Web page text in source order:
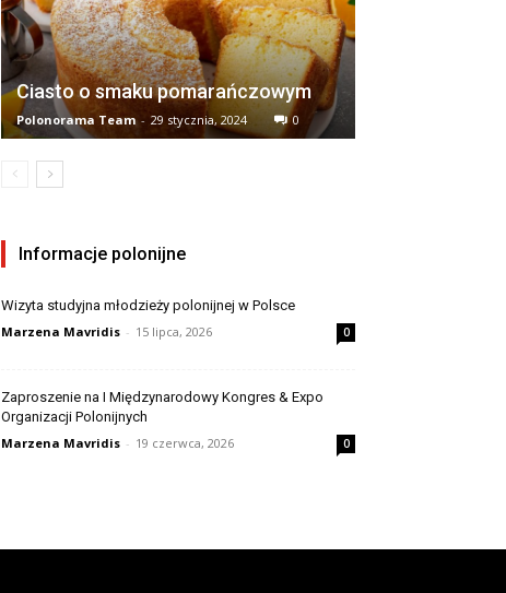
Ciasto o smaku pomarańczowym
Polonorama Team - 29 stycznia, 2024 0
Informacje polonijne
Wizyta studyjna młodzieży polonijnej w Polsce
Marzena Mavridis - 15 lipca, 2026 0
Zaproszenie na I Międzynarodowy Kongres & Expo
Organizacji Polonijnych
Marzena Mavridis - 19 czerwca, 2026 0